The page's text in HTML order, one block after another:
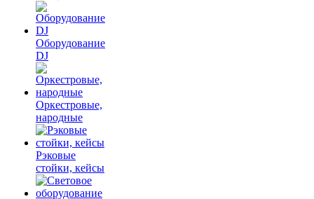
Оборудование
DJ
Оркестровые,
народные
Рэковые
стойки, кейсы